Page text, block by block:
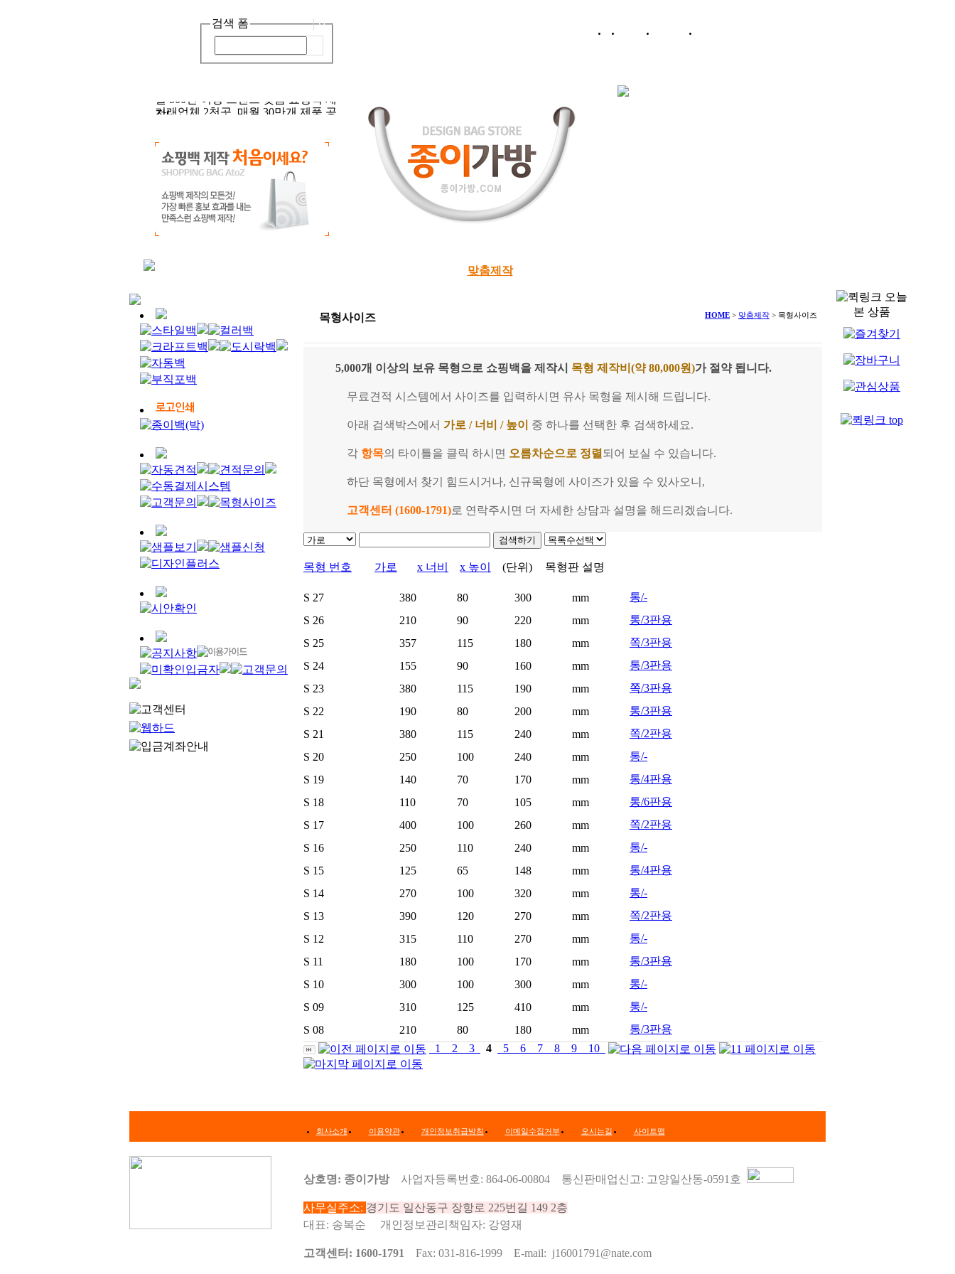
검색 폼
홈 로그인 회원가입
작!
거래업체 2천곳, 매월 30만개 제품 공
맞춤제작
목형사이즈 HOME > 맞춤제작 > 목형사이즈
5,000개 이상의 보유 목형으로 쇼핑백을 제작시 목형 제작비(약 80,000원)가 절약됩니다.
무료견적 시스템에서 사이즈를 입력하시면 유사 목형을 제시해 드립니다.
아래 검색박스에서 가로 / 너비 / 높이 중 하나를 선택한 후 검색하세요.
각 항목의 타이틀을 클릭 하시면 오름차순으로 정렬 되어 보실 수 있습니다.
하단 목형에서 찾기 힘드시거나, 신규목형에 사이즈가 있을 수 있사오니,
고객센터 (1600-1791)로 연락주시면 더 자세한 상담과 설명을 해드리겠습니다.
목형 번호 가로 x 너비 x 높이 (단위) 목형판 설명
S 27 380 80 300 mm
통/-
S 26
210 90 220 mm
통/3판용
S 25
357 115 180 mm
쪽/3판용
S 24
155 90 160 mm
통/3판용
S 23
380 115 190 mm
쪽/3판용
S 22
190 80 200 mm
통/3판용
S 21
380 115 240 mm
쪽/2판용
S 20
250 100 240 mm
통/-
S 19
140 70 170 mm
통/4판용
S 18
110 70 105 mm
통/6판용
S 17
400 100 260 mm
쪽/2판용
S 16
250 110 240 mm
통/-
S 15
125 65 148 mm
통/4판용
S 14
270 100 320 mm
통/-
S 13
390 120 270 mm
쪽/2판용
S 12
315 110 270 mm
통/-
S 11
180 100 170 mm
통/3판용
S 10
300 100 300 mm
통/-
S 09
310 125 410 mm
통/-
S 08
210 80 180 mm
통/3판용
1
2 3 4 5 6 7 8 9 10
회사소개 이용약관 개인정보취급방침 이메일수집거부 오시는길 사이트맵
상호명: 종이가방사업자등록번호: 864-06-00804 통신판매업신고: 고양일산동-0591호
사무실주소: 경기도 일산동구 장항로 225번길 149 2층
대표: 송복순 개인정보관리책임자: 강영재
고객센터: 1600-1791 Fax: 031-816-1999 E-mail: j16001791@nate.com